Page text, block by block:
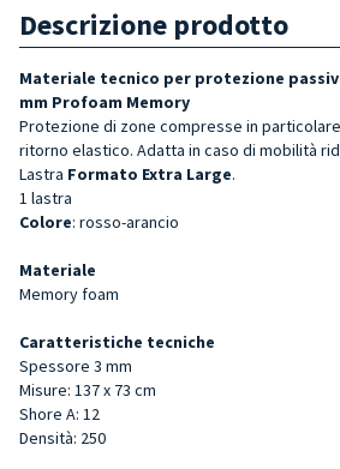
Descrizione prodotto
Materiale tecnico per protezione
mm Profoam Memory
Protezione di zone compresse in
ritorno elastico. Adatta in caso di mobilità
Lastra Formato Extra Large.
1 lastra
Colore: rosso-arancio
Materiale
Memory foam
Caratteristiche tecniche
Spessore 3 mm
Misure: 137 x 73 cm
Shore A: 12
Densità: 250